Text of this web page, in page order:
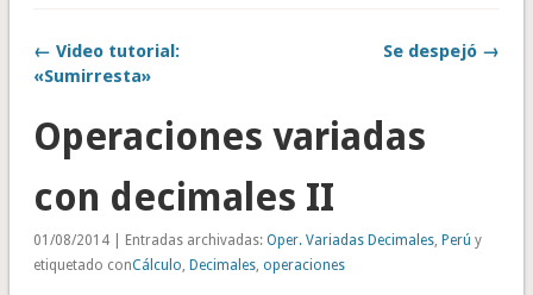
← Video tutorial:
«Sumirresta»
Se despejó →
Operaciones variadas
con decimales II
01/08/2014 | Entradas archivadas: Oper. Variadas Decimales, Perú y
etiquetado conCálculo, Decimales, operaciones